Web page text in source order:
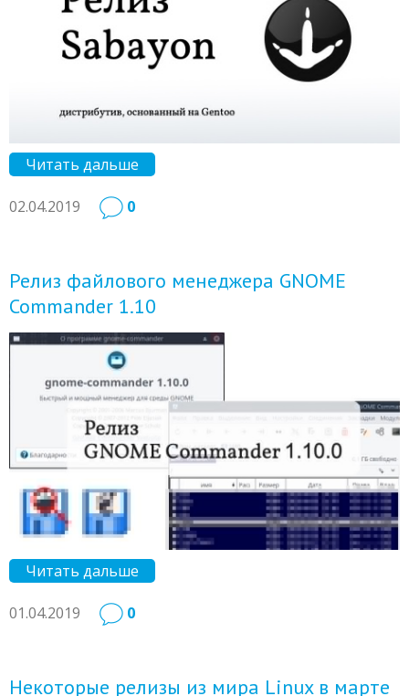
Читать дальше
02.04.2019 0
Релиз файлового менеджера GNOME
Commander 1.10
Читать дальше
01.04.2019 0
Некоторые релизы из мира Linux в марте